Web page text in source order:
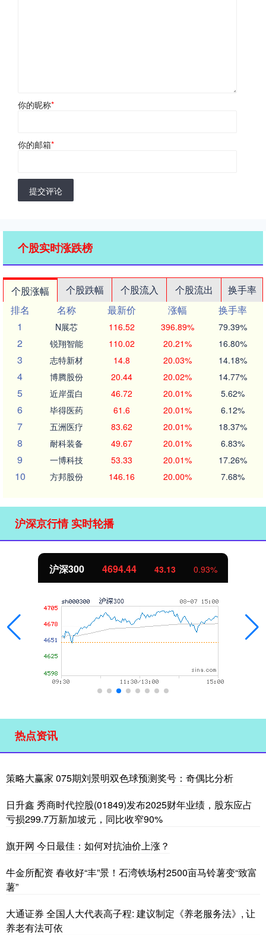
你的昵称*
你的邮箱*
提交评论
个股实时涨跌榜
个股涨幅 个股跌幅 个股流入 个股流出
换手率
排名
名称 最新价 涨幅
换手率
1
N展芯 116.52 396.89% 79.39%
2 锐翔智能 110.02 20.21% 16.80%
3 志特新材 14.8 20.03% 14.18%
4 博腾股份 20.44 20.02% 14.77%
5 近岸蛋白 46.72 20.01% 5.62%
6 毕得医药 61.6 20.01% 6.12%
7 五洲医疗 83.62 20.01% 18.37%
8 耐科装备 49.67 20.01% 6.83%
9 一博科技 53.33 20.01% 17.26%
10 方邦股份 146.16 20.00% 7.68%
沪深京行情 实时轮播
沪深300 4694.44 43.13 0.93%
热点资讯
策略大赢家 075期刘景明双色球预测奖号：奇偶比分析
日升鑫 秀商时代控股(01849)发布2025财年业绩，股东应占
亏损299.7万新加坡元，同比收窄90%
旗开网 今日最佳：如何对抗油价上涨？
牛金所配资 春收好“丰”景！石湾铁场村2500亩马铃薯变“致富
薯”
大通证券 全国人大代表高子程: 建议制定《养老服务法》, 让
养老有法可依